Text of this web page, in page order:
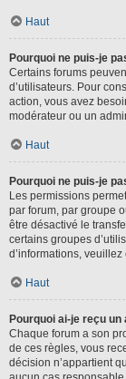
Haut
Pourquoi ne puis-je
Certains forums
d’utilisateurs. Pour
action, vous avez
modérateur ou un
Haut
Pourquoi ne puis-je
Les permissions
par forum, par groupe
être désactivé le
certains groupes
d’informations,
Haut
Pourquoi ai-je reçu
Chaque forum a son
de ces règles, vous
décision n’appartient